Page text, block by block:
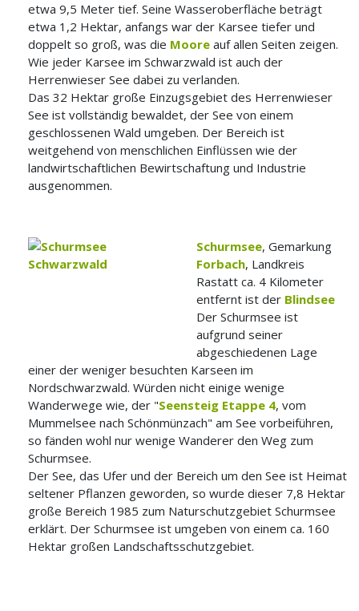
etwa 9,5 Meter tief. Seine Wasseroberfläche beträgt
etwa 1,2 Hektar, anfangs war der Karsee tiefer und
doppelt so groß, was die Moore auf allen Seiten zeigen.
Wie jeder Karsee im Schwarzwald ist auch der
Herrenwieser See dabei zu verlanden.
Das 32 Hektar große Einzugsgebiet des Herrenwieser
See ist vollständig bewaldet, der See von einem
geschlossenen Wald umgeben. Der Bereich ist
weitgehend von menschlichen Einflüssen wie der
landwirtschaftlichen Bewirtschaftung und Industrie
ausgenommen.
Schurmsee, Gemarkung
Forbach, Landkreis
Rastatt ca. 4 Kilometer
entfernt ist der Blindsee
Der Schurmsee ist
aufgrund seiner
abgeschiedenen Lage
einer der weniger besuchten Karseen im
Nordschwarzwald. Würden nicht einige wenige
Wanderwege wie, der "Seensteig Etappe 4, vom
Mummelsee nach Schönmünzach" am See vorbeiführen,
so fänden wohl nur wenige Wanderer den Weg zum
Schurmsee.
Der See, das Ufer und der Bereich um den See ist Heimat
seltener Pflanzen geworden, so wurde dieser 7,8 Hektar
große Bereich 1985 zum Naturschutzgebiet Schurmsee
erklärt. Der Schurmsee ist umgeben von einem ca. 160
Hektar großen Landschaftsschutzgebiet.